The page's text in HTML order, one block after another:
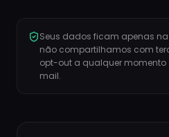
Seus dados ficam apenas na
não compartilhamos com
opt-out a qualquer
mail.